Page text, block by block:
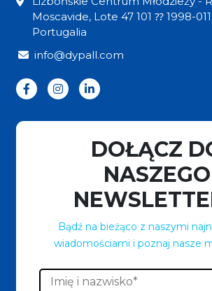
Moscavide, Lote 47 101 ⁇ 1998-
Portugalia
info@dypall.com
DOŁĄCZ
NASZEGO
Bądź na bieżąco z naszymi
wiadomościami i poznaj nasze